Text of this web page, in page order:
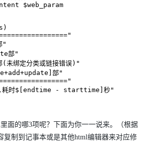
"
部"
绑定分类或链接错误)"
部"
,耗时$[endtime - starttime]秒"
里面的哪3项呢？下面为你一一说来。（根据
复制到记事本或是其他html编辑器来对应修